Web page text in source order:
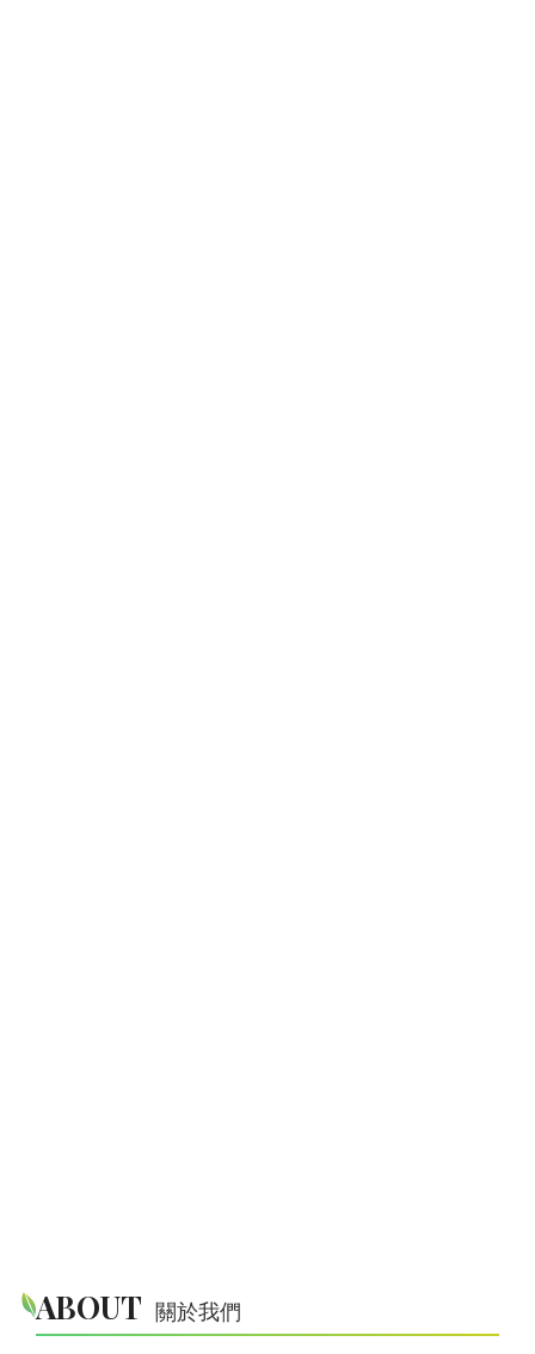
ABOUT 關於我們